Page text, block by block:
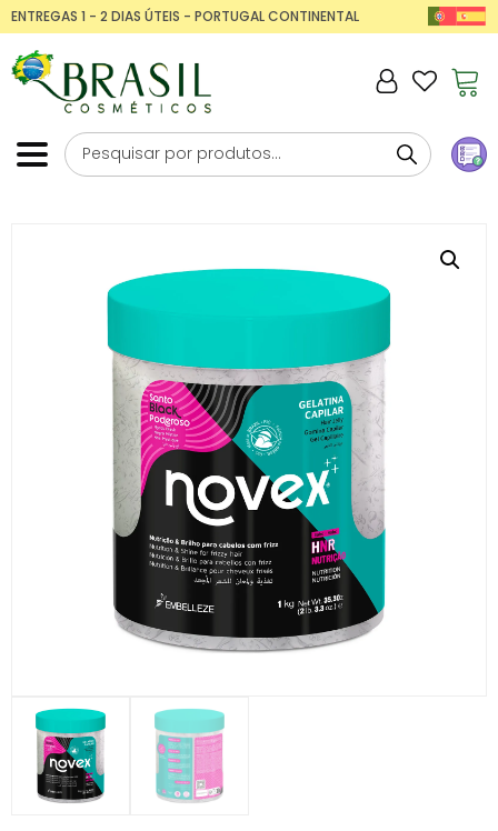
ENTREGAS 1 - 2 DIAS ÚTEIS - PORTUGAL CONTINENTAL